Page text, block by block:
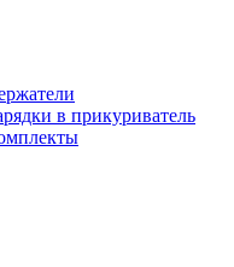
в прикуриватель